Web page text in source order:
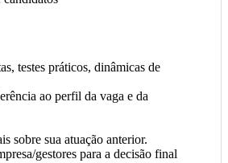
testes práticos, dinâmicas de
ao perfil da vaga e da
sobre sua atuação anterior.
gestores para a decisão final